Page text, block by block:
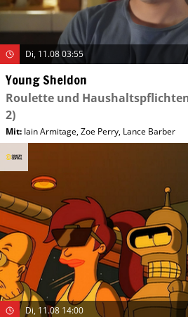
Di, 11.08 03:55
Young Sheldon
Roulette und
2)
Mit: Iain Armitage,Zoe Perry, Lance Barber
Di, 11.08 14:00